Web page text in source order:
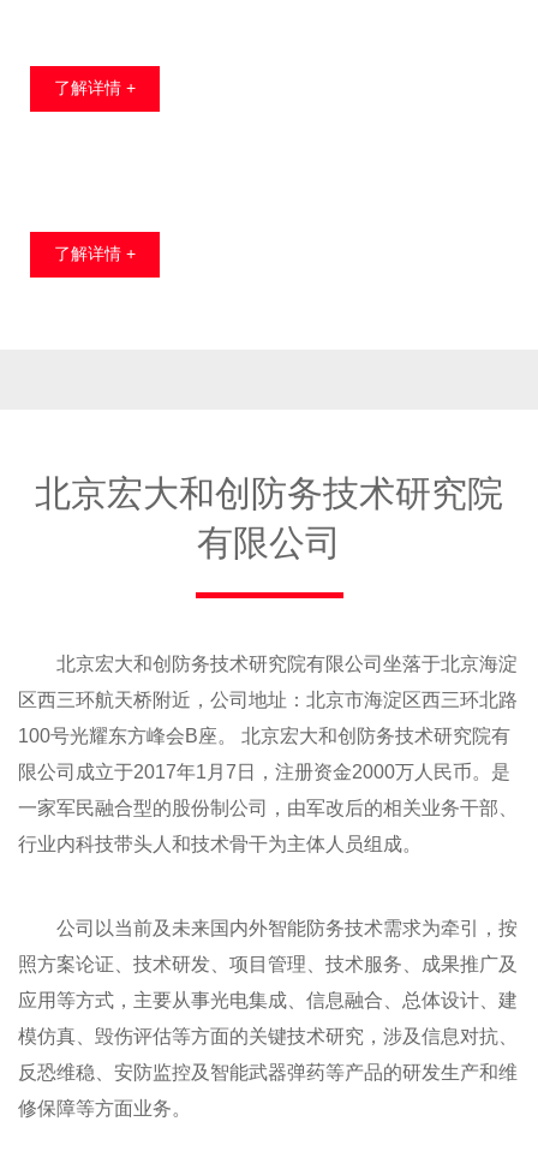
了解详情 +
了解详情 +
北京宏大和创防务技术研究院
有限公司
北京宏大和创防务技术研究院有限公司坐落于北京海淀
区西三环航天桥附近，公司地址：北京市海淀区西三环北路
100号光耀东方峰会B座。 北京宏大和创防务技术研究院有
限公司成立于2017年1月7日，注册资金2000万人民币。是
一家军民融合型的股份制公司，由军改后的相关业务干部、
行业内科技带头人和技术骨干为主体人员组成。
公司以当前及未来国内外智能防务技术需求为牵引，按
照方案论证、技术研发、项目管理、技术服务、成果推广及
应用等方式，主要从事光电集成、信息融合、总体设计、建
模仿真、毁伤评估等方面的关键技术研究，涉及信息对抗、
反恐维稳、安防监控及智能武器弹药等产品的研发生产和维
修保障等方面业务。